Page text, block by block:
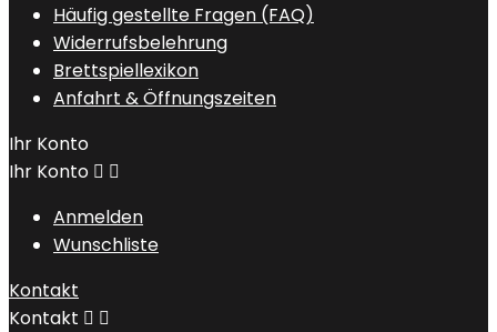
Häufig gestellte Fragen (FAQ)
Widerrufsbelehrung
Brettspiellexikon
Anfahrt & Öffnungszeiten
Ihr Konto
Ihr Konto  
Anmelden
Wunschliste
Kontakt
Kontakt  